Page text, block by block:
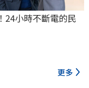
24小時不斷電的民
更多